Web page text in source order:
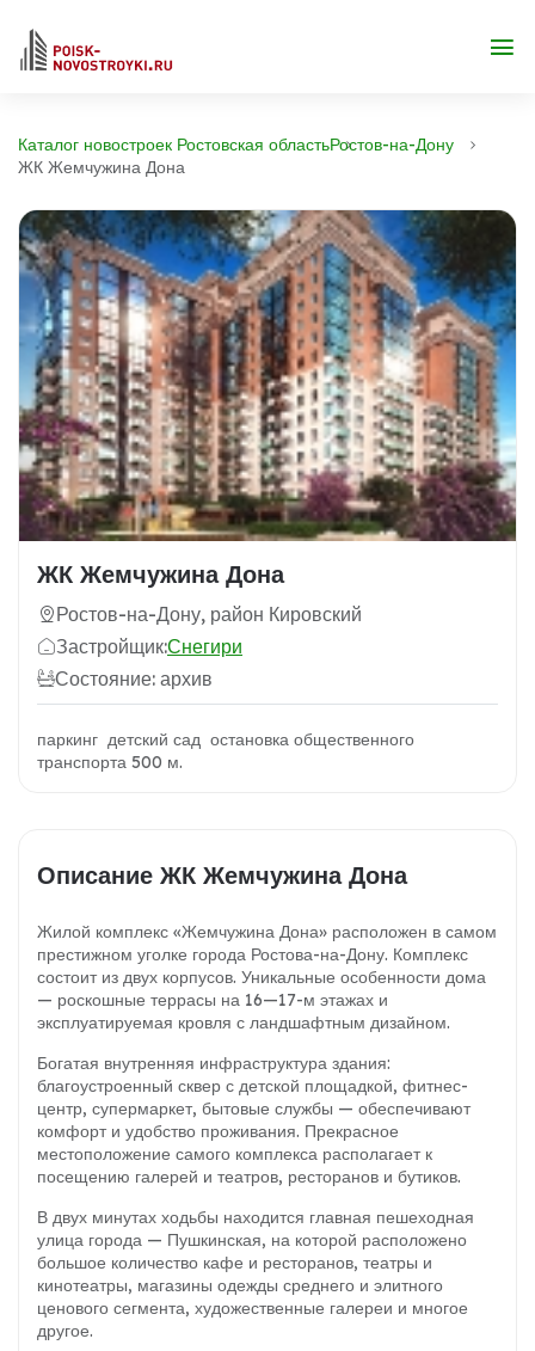
Каталог новостроек Ростовская областьРостов-на-Дону
ЖК Жемчужина Дона
ЖК Жемчужина Дона
Ростов-на-Дону, район Кировский
Застройщик:Снегири
Состояние: архив
паркинг детский сад остановка общественного
транспорта 500 м.
Описание ЖК Жемчужина Дона
Жилой комплекс «Жемчужина Дона» расположен в самом
престижном уголке города Ростова-на-Дону. Комплекс
состоит из двух корпусов. Уникальные особенности дома
— роскошные террасы на 16—17-м этажах и
эксплуатируемая кровля с ландшафтным дизайном.
Богатая внутренняя инфраструктура здания:
благоустроенный сквер с детской площадкой, фитнес-
центр, супермаркет, бытовые службы — обеспечивают
комфорт и удобство проживания. Прекрасное
местоположение самого комплекса располагает к
посещению галерей и театров, ресторанов и бутиков.
В двух минутах ходьбы находится главная пешеходная
улица города — Пушкинская, на которой расположено
большое количество кафе и ресторанов, театры и
кинотеатры, магазины одежды среднего и элитного
ценового сегмента, художественные галереи и многое
другое.